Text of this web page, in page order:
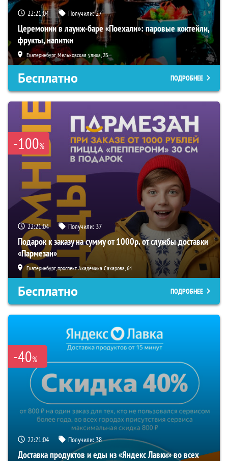
22:21:03 Получили:27
Церемонии в лаунж-баре «Поехали»: паровые коктейли,
фрукты, напитки
Екатеринбург, Мельковская улица, 2Б
Бесплатно ПОДРОБНЕЕ
-100%
22:21:03 Получили: 37
Подарок к заказу на сумму от 1000р. от службы доставки
«Пармезан»
Екатеринбург, проспект Академика Сахарова, 64
Бесплатно ПОДРОБНЕЕ
-40%
22:21:03 Получили:38
Доставка продуктов и еды из «Яндекс Лавки» во всех